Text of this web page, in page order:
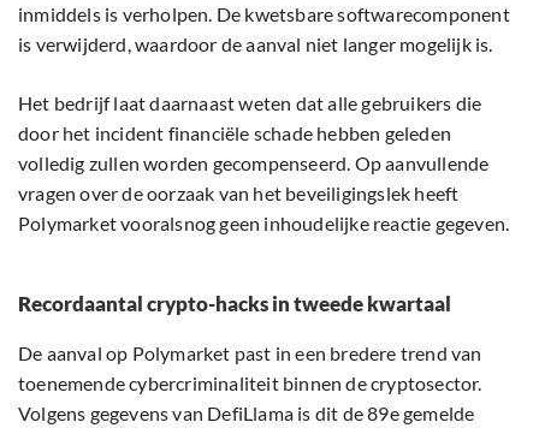
inmiddels is verholpen. De kwetsbare softwarecomponent
is verwijderd, waardoor de aanval niet langer mogelijk is.
Het bedrijf laat daarnaast weten dat alle gebruikers die
door het incident financiële schade hebben geleden
volledig zullen worden gecompenseerd. Op aanvullende
vragen over de oorzaak van het beveiligingslek heeft
Polymarket vooralsnog geen inhoudelijke reactie gegeven.
Recordaantal crypto-hacks in tweede kwartaal
De aanval op Polymarket past in een bredere trend van
toenemende cybercriminaliteit binnen de cryptosector.
Volgens gegevens van DefiLlama is dit de 89e gemelde